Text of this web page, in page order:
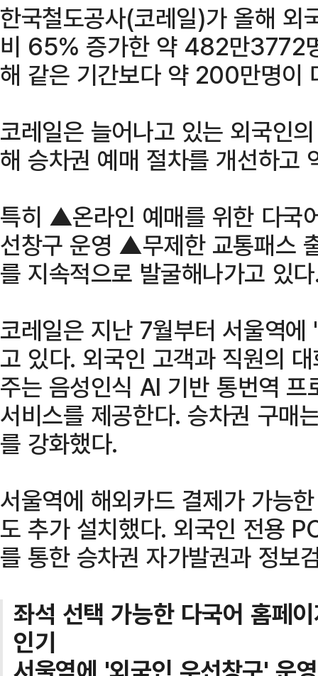
한국철도공사(코레일)가 올해 외
비 65% 증가한 약 482만3772
해 같은 기간보다 약 200만명이
코레일은 늘어나고 있는 외국인
해 승차권 예매 절차를 개선하고
특히 ▲온라인 예매를 위한 다국
선창구 운영 ▲무제한 교통패스
를 지속적으로 발굴해나가고 있
코레일은 지난 7월부터 서울역
고 있다. 외국인 고객과 직원의
주는 음성인식 AI 기반 통번역
서비스를 제공한다. 승차권 구매
를 강화했다.
서울역에 해외카드 결제가 가능
도 추가 설치했다. 외국인 전용
를 통한 승차권 자가발권과 정보
좌석 선택 가능한 다국어 홈페
인기